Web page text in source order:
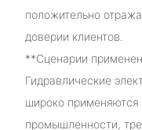
положительно
доверии клиентов.
**Сценарии
Гидравлические
широко применяются
промышленности,